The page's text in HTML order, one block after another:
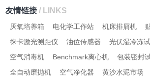
友情链接/ LINKS
厌氧培养箱 电化学工作站 机床排屑机
徕卡激光测距仪
油位传感器 光伏湿冷冻
空气消毒机
Benchmark离心机 包装密封
全自动磨抛机
空气净化器 黄沙水泥市场